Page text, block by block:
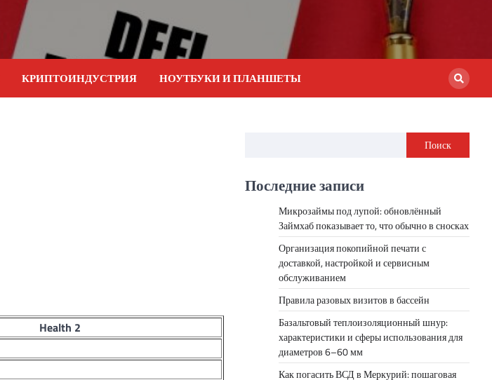
КРИПТОИНДУСТРИЯ НОУТБУКИ И ПЛАНШЕТЫ
Health 2
Поиск
Последние записи
Микрозаймы под лупой: обновлённый
Займхаб показывает то, что обычно в сносках
Организация покопийной печати с
доставкой, настройкой и сервисным
обслуживанием
Правила разовых визитов в бассейн
Базальтовый теплоизоляционный шнур:
характеристики и сферы использования для
диаметров 6–60 мм
Как погасить ВСД в Меркурий: пошаговая